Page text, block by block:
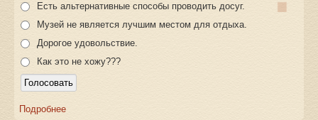
Есть альтернативные способы проводить досуг.
Музей не является лучшим местом для отдыха.
Дорогое удовольствие.
Как это не хожу???
Подробнее